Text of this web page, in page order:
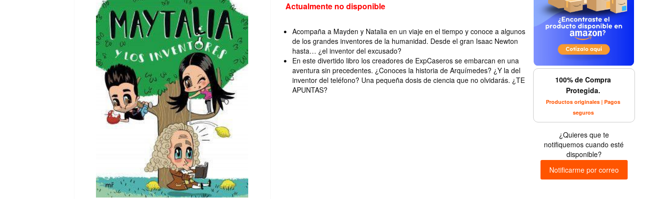
Actualmente no disponible
Acompaña a Mayden y Natalia en un viaje en el tiempo y conoce a algunos
de los grandes inventores de la humanidad. Desde el gran Isaac Newton
hasta… ¿el inventor del excusado?
En este divertido libro los creadores de ExpCaseros se embarcan en una
aventura sin precedentes. ¿Conoces la historia de Arquímedes? ¿Y la del
inventor del teléfono? Una pequeña dosis de ciencia que no olvidarás. ¿TE
APUNTAS?
100% de Compra
Protegida.
Productos originales | Pagos
seguros
¿Quieres que te
notifiquemos cuando esté
disponible?
Notificarme por correo